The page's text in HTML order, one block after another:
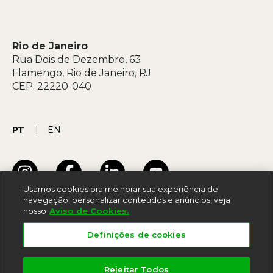
Rio de Janeiro
Rua Dois de Dezembro, 63
Flamengo, Rio de Janeiro, RJ
CEP: 22220-040
PT EN
Política de privacidade
Usamos cookies pra melhorar sua experiência de
navegação, personalizar conteúdos e anúncios, veja
nosso Aviso de Cookies.
Definições de cookies
Rejeitar Todos